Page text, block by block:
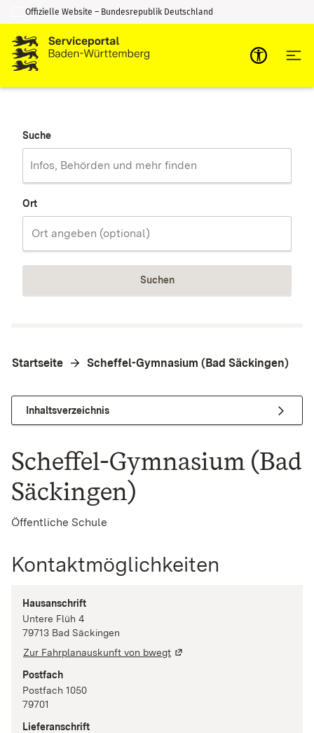
Zum Inhalt springen
Zur Suche springen
Offizielle Website – Bundesrepublik Deutschland
Suche
Ort
Suchen
Startseite Scheffel-Gymnasium (Bad Säckingen)
Inhaltsverzeichnis
Scheffel-Gymnasium (Bad
Säckingen)
Öffentliche Schule
Kontaktmöglichkeiten
Hausanschrift
Untere Flüh 4
79713 Bad Säckingen
Zur Fahrplanauskunft von bwegt
Postfach
Postfach 1050
79701
Lieferanschrift